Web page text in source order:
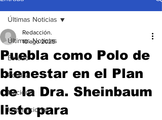
Últimas Noticias
Estado
Política
Nacional
Internacional
Últimas Noticias
Puebla como Polo de
bienestar en el Plan
de la Dra. Sheinbaum
listo para
Redacción.
10 ago 2025